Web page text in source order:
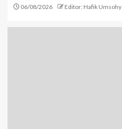
06/08/2026 Editor: Hafik Umsohy